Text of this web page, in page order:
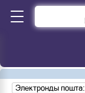
Электронды пошта: